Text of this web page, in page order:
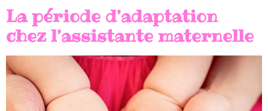
La période d’adaptation
chez l’assistante maternelle